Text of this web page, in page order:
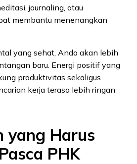
journaling, atau
membantu menenangkan
yang sehat, Anda akan lebih
baru. Energi positif yang
produktivitas sekaligus
kerja terasa lebih ringan
yang Harus
PHK